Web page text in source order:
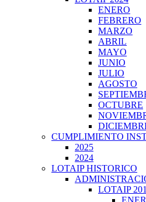
ENERO
FEBRERO
MARZO
ABRIL
MAYO
JUNIO
JULIO
AGOSTO
OCTUBRE
CUMPLIMIENTO
2025
2024
LOTAIP HISTORICO
LOTAIP